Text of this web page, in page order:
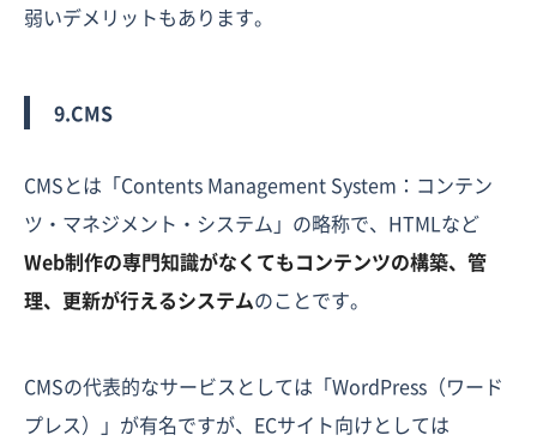
弱いデメリットもあります。
9.CMS
CMSとは「Contents Management System：コンテン
ツ・マネジメント・システム」の略称で、HTMLなど
Web制作の専門知識がなくてもコンテンツの構築、管
理、更新が行えるシステムのことです。
CMSの代表的なサービスとしては「WordPress（ワード
プレス）」が有名ですが、ECサイト向けとしては